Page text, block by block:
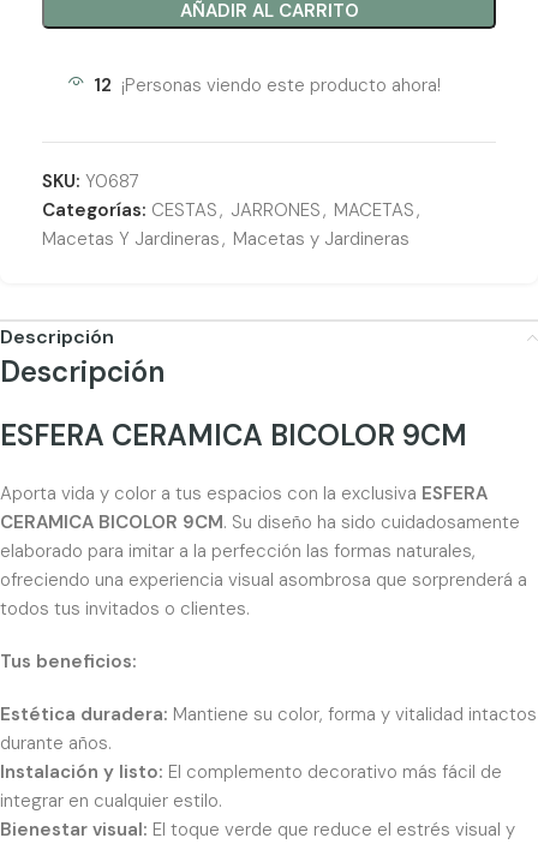
AÑADIR AL CARRITO
12 ¡Personas viendo este producto ahora!
SKU: Y0687
Categorías: CESTAS, JARRONES, MACETAS,
Macetas Y Jardineras, Macetas y Jardineras
Descripción
Descripción
ESFERA CERAMICA BICOLOR 9CM
Aporta vida y color a tus espacios con la exclusiva ESFERA
CERAMICA BICOLOR 9CM. Su diseño ha sido cuidadosamente
elaborado para imitar a la perfección las formas naturales,
ofreciendo una experiencia visual asombrosa que sorprenderá a
todos tus invitados o clientes.
Tus beneficios:
Estética duradera: Mantiene su color, forma y vitalidad intactos
durante años.
Instalación y listo: El complemento decorativo más fácil de
integrar en cualquier estilo.
Bienestar visual: El toque verde que reduce el estrés visual y